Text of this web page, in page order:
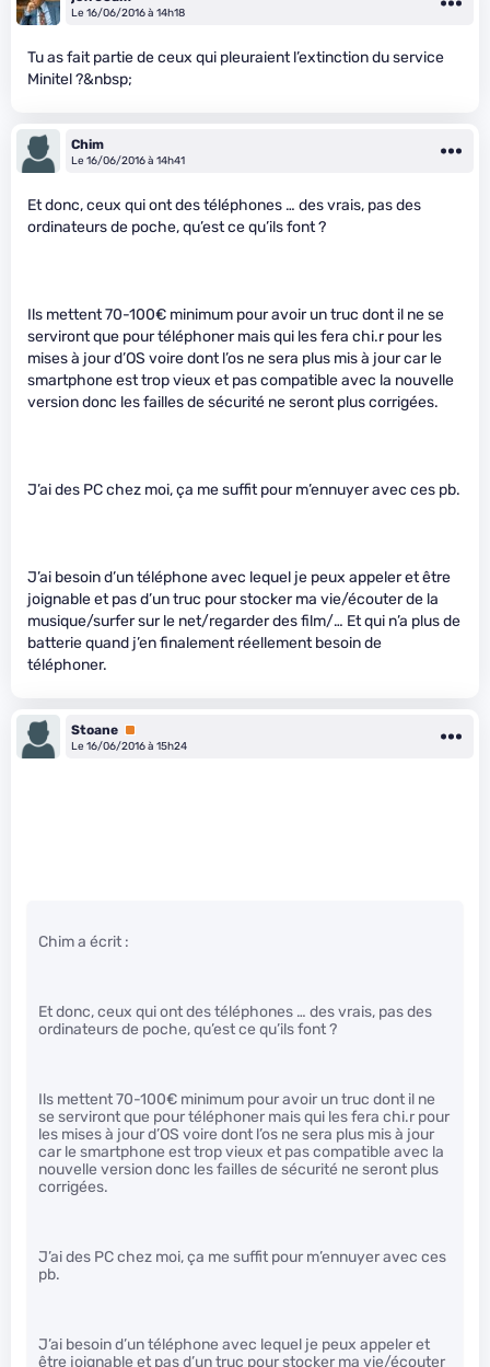
Le 16/06/2016 à 14h18
Tu as fait partie de ceux qui pleuraient l’extinction du service
Minitel ?&nbsp;
Chim
Le 16/06/2016 à 14h41
Et donc, ceux qui ont des téléphones … des vrais, pas des
ordinateurs de poche, qu’est ce qu’ils font ?
Ils mettent 70-100€ minimum pour avoir un truc dont il ne se
serviront que pour téléphoner mais qui les fera chi.r pour les
mises à jour d’OS voire dont l’os ne sera plus mis à jour car le
smartphone est trop vieux et pas compatible avec la nouvelle
version donc les failles de sécurité ne seront plus corrigées.
J’ai des PC chez moi, ça me suffit pour m’ennuyer avec ces pb.
J’ai besoin d’un téléphone avec lequel je peux appeler et être
joignable et pas d’un truc pour stocker ma vie/écouter de la
musique/surfer sur le net/regarder des film/… Et qui n’a plus de
batterie quand j’en finalement réellement besoin de
téléphoner.
Stoane Premium
Le 16/06/2016 à 15h24
Chim a écrit :
Et donc, ceux qui ont des téléphones … des vrais, pas des
ordinateurs de poche, qu’est ce qu’ils font ?
Ils mettent 70-100€ minimum pour avoir un truc dont il ne
se serviront que pour téléphoner mais qui les fera chi.r pour
les mises à jour d’OS voire dont l’os ne sera plus mis à jour
car le smartphone est trop vieux et pas compatible avec la
nouvelle version donc les failles de sécurité ne seront plus
corrigées.
J’ai des PC chez moi, ça me suffit pour m’ennuyer avec ces
pb.
J’ai besoin d’un téléphone avec lequel je peux appeler et
être joignable et pas d’un truc pour stocker ma vie/écouter